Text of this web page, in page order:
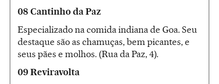
08 Cantinho da Paz
Especializado na comida indiana de Goa. Seu
destaque são as chamuças, bem picantes, e
seus pães e molhos. (Rua da Paz, 4).
09 Reviravolta